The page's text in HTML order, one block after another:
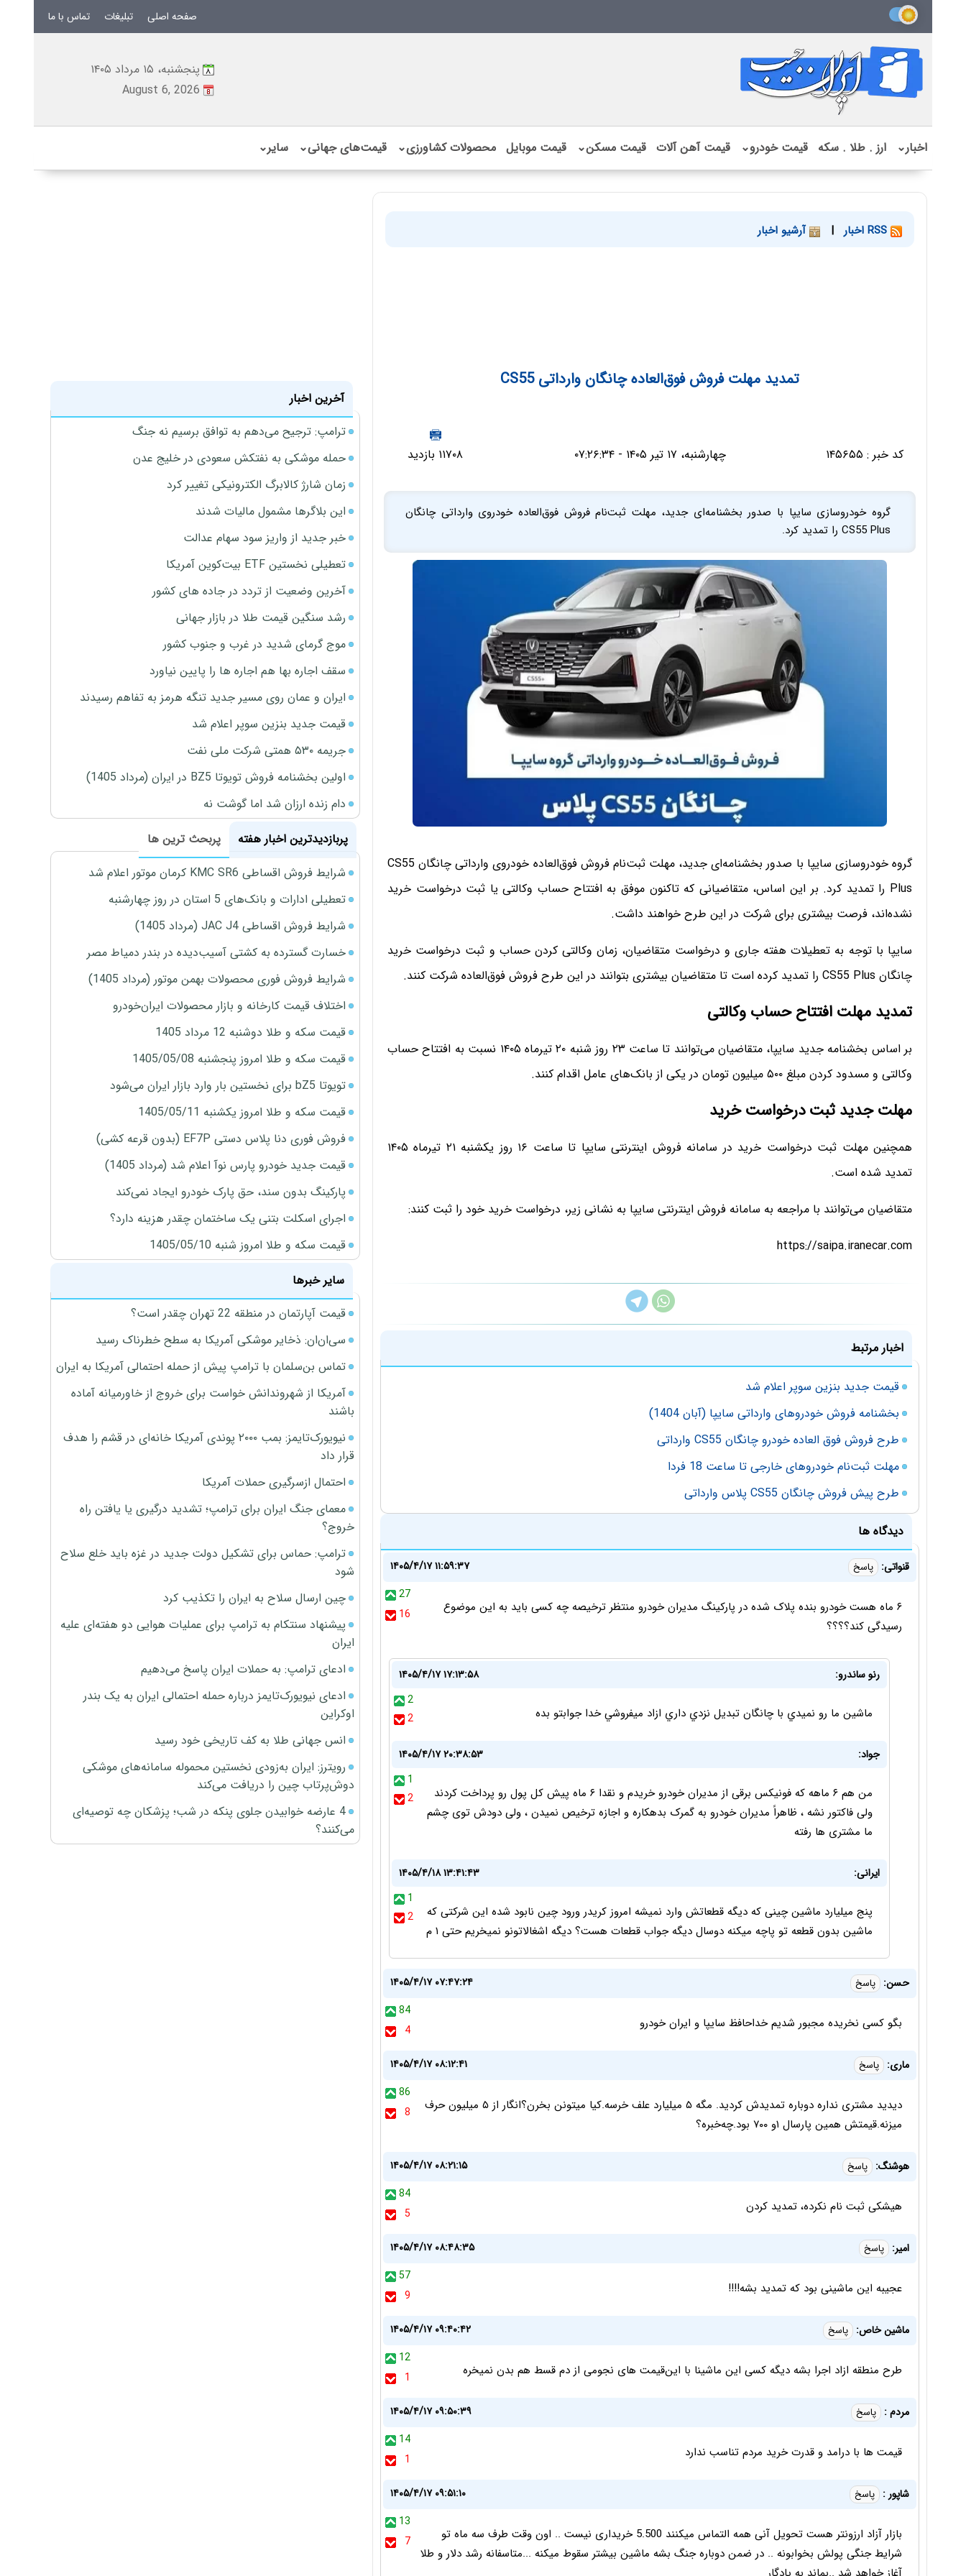
صفحه اصلی تبلیغات تماس با ما
پنجشنبه، ۱۵ مرداد ۱۴۰۵
August 6, 2026
اخبار⌄ ارز . طلا . سکه قیمت خودرو⌄ قیمت آهن آلات قیمت مسکن⌄ قیمت موبایل محصولات کشاورزی⌄ قیمت‌های جهانی⌄ سایر⌄
| آرشیو اخبار
تمدید مهلت فروش فوق‌العاده چانگان وارداتی CS55
کد خبر : ۱۴۵۶۵۵ چهارشنبه، ۱۷ تیر ۱۴۰۵ - ۰۷:۲۶:۳۴ ۱۱۷۰۸ بازدید
گروه خودروسازی سایپا با صدور بخشنامه‌ای جدید، مهلت ثبت‌نام فروش فوق‌العاده خودروی وارداتی چانگان
CS55 Plus را تمدید کرد.
گروه خودروسازی سایپا با صدور بخشنامه‌ای جدید، مهلت ثبت‌نام فروش فوق‌العاده خودروی وارداتی چانگان CS55
Plus را تمدید کرد. بر این اساس، متقاضیانی که تاکنون موفق به افتتاح حساب وکالتی یا ثبت درخواست خرید
نشده‌اند، فرصت بیشتری برای شرکت در این طرح خواهند داشت.
سایپا با توجه به تعطیلات هفته جاری و درخواست متقاضیان، زمان وکالتی کردن حساب و ثبت درخواست خرید
چانگان CS55 Plus را تمدید کرده است تا متقاضیان بیشتری بتوانند در این طرح فروش فوق‌العاده شرکت کنند.
تمدید مهلت افتتاح حساب وکالتی
بر اساس بخشنامه جدید سایپا، متقاضیان می‌توانند تا ساعت ۲۳ روز شنبه ۲۰ تیرماه ۱۴۰۵ نسبت به افتتاح حساب
وکالتی و مسدود کردن مبلغ ۵۰۰ میلیون تومان در یکی از بانک‌های عامل اقدام کنند.
مهلت جدید ثبت درخواست خرید
همچنین مهلت ثبت درخواست خرید در سامانه فروش اینترنتی سایپا تا ساعت ۱۶ روز یکشنبه ۲۱ تیرماه ۱۴۰۵
تمدید شده است.
متقاضیان می‌توانند با مراجعه به سامانه فروش اینترنتی سایپا به نشانی زیر، درخواست خرید خود را ثبت کنند:
https://saipa.iranecar.com
اخبار مرتبط
قیمت جدید بنزین سوپر اعلام شد
بخشنامه فروش خودروهای وارداتی سایپا (آبان 1404)
طرح فروش فوق العاده خودرو چانگان CS55 وارداتی
مهلت ثبت‌نام خودروهای خارجی تا ساعت 18 فردا
طرح پیش فروش چانگان CS55 پلاس وارداتی
دیدگاه ها
قنواتی: پاسخ
۱۴۰۵/۴/۱۷ ۱۱:۵۹:۳۷
27
16
۶ ماه هست خودرو بنده پلاک شده در پارکینگ مدیران خودرو منتظر ترخیصه چه کسی باید به این موضوع
رسیدگی کند؟؟؟؟
رنو ساندرو:
۱۴۰۵/۴/۱۷ ۱۷:۱۳:۵۸
2
2
ماشين ما رو نميدي با چانگان تبديل نزدي داري ازاد ميفروشي خدا جوابتو بده
جواد:
۱۴۰۵/۴/۱۷ ۲۰:۳۸:۵۳
1
2
من هم ۶ ماهه که فونیکس برقی از مدیران خودرو خریدم و نقدا ۶ ماه پیش کل پول رو پرداخت کردند
ولی فاکتور نشه ، ظاهراً مدیران خودرو به گمرک بدهکاره و اجازه ترخیص نمیدن ، ولی دودش توی چشم
ما مشتری ها رفته
ایرانی:
۱۴۰۵/۴/۱۸ ۱۳:۴۱:۴۳
1
2
پنج میلیارد ماشین چینی که دیگه قطعاتش وارد نمیشه امروز کریدر ورود چین نابود شده این شرکتی که
ماشین بدون قطعه تو پاچه میکنه دوسال دیگه جواب قطعات هست؟ دیگه اشغالاتونو نمیخریم حتی ۱ م
حسن: پاسخ
۱۴۰۵/۴/۱۷ ۰۷:۴۷:۲۴
84
4
بگو کسی نخریده مجبور شدیم خداحافظ سایپا و ایران خودرو
ماری: پاسخ
۱۴۰۵/۴/۱۷ ۰۸:۱۲:۴۱
86
8
دیدید مشتری نداره دوباره تمدیدش کردید. مگه ۵ میلیارد علف خرسه.کیا میتونن بخرن؟انگار از ۵ میلیون حرف
میزنه.قیمتش همین پارسال ۱و ۷۰۰ بود.چه‌خبره؟
هوشنگ: پاسخ
۱۴۰۵/۴/۱۷ ۰۸:۲۱:۱۵
84
5
هیشکی ثبت نام نکرده، تمدید کردن
امیر: پاسخ
۱۴۰۵/۴/۱۷ ۰۸:۴۸:۳۵
57
9
عجیبه این ماشینی بود که تمدید بشه!!!!
ماشین خاص: پاسخ
۱۴۰۵/۴/۱۷ ۰۹:۴۰:۴۲
12
1
طرح منطقه ازاد اجرا بشه دیگه کسی‌ این ماشینا با این‌قیمت های نجومی از دم قسط هم بدن نمیخره
مردم : پاسخ
۱۴۰۵/۴/۱۷ ۰۹:۵۰:۳۹
14
1
قیمت ها با درامد و قدرت خرید مردم تناسب ندارد
شاپور : پاسخ
۱۴۰۵/۴/۱۷ ۰۹:۵۱:۱۰
13
7
بازار آزاد ارزونتر هست تحویل آنی همه التماس میکنند 5.500 خریداری نیست .. اون وقت طرف سه ماه تو
شرایط جنگی پولش بخوابونه .. در ضمن دوباره جنگ بشه ماشین بیشتر سقوط میکنه ...متاسفانه رشد دلار و طلا
آخرین اخبار
ترامپ: ترجیح می‌دهم به توافق برسیم نه جنگ
حمله موشکی به نفتکش سعودی در خلیج عدن
زمان شارژ کالابرگ الکترونیکی تغییر کرد
این بلاگرها مشمول مالیات شدند
خبر جدید از واریز سود سهام عدالت
تعطیلی نخستین ETF بیت‌کوین آمریکا
آخرین وضعیت از تردد در جاده های کشور
رشد سنگین قیمت طلا در بازار جهانی
موج گرمای شدید در غرب و جنوب کشور
سقف اجاره بها هم اجاره ها را پایین نیاورد
ایران و عمان روی مسیر جدید تنگه هرمز به تفاهم رسیدند
قیمت جدید بنزین سوپر اعلام شد
جریمه ۵۳۰ همتی شرکت ملی نفت
اولین بخشنامه فروش تویوتا BZ5 در ایران (مرداد 1405)
دام زنده ارزان شد اما گوشت نه
پربازدیدترین اخبار هفته
پربحث ترین ها
شرایط فروش اقساطی KMC SR6 کرمان موتور اعلام شد
تعطیلی ادارات و بانک‌های 5 استان در روز چهارشنبه
شرایط فروش اقساطی JAC J4 (مرداد 1405)
خسارت گسترده به کشتی آسیب‌دیده در بندر دمیاط مصر
شرایط فروش فوری محصولات بهمن موتور (مرداد 1405)
اختلاف قیمت کارخانه و بازار محصولات ایران‌خودرو
قیمت سکه و طلا دوشنبه 12 مرداد 1405
قیمت سکه و طلا امروز پنجشنبه 1405/05/08
تویوتا bZ5 برای نخستین بار وارد بازار ایران می‌شود
قیمت سکه و طلا امروز یکشنبه 1405/05/11
فروش فوری دنا پلاس دستی EF7P (بدون قرعه کشی)
قیمت جدید خودرو پارس نوآ اعلام شد (مرداد 1405)
پارکینگ بدون سند، حق پارک خودرو ایجاد نمی‌کند
اجرای اسکلت بتنی یک ساختمان چقدر هزینه دارد؟
قیمت سکه و طلا امروز شنبه 1405/05/10
سایر خبرها
قیمت آپارتمان در منطقه 22 تهران چقدر است؟
سی‌ان‌ان: ذخایر موشکی آمریکا به سطح خطرناک رسید
تماس بن‌سلمان با ترامپ پیش از حمله احتمالی آمریکا به ایران
آمریکا از شهروندانش خواست برای خروج از خاورمیانه آماده
باشند
نیویورک‌تایمز: بمب ۲۰۰۰ پوندی آمریکا خانه‌ای در قشم را هدف
قرار داد
احتمال ازسرگیری حملات آمریکا
معمای جنگ ایران برای ترامپ؛ تشدید درگیری یا یافتن راه
خروج؟
ترامپ: حماس برای تشکیل دولت جدید در غزه باید خلع سلاح
شود
چین ارسال سلاح به ایران را تکذیب کرد
پیشنهاد سنتکام به ترامپ برای عملیات هوایی دو هفته‌ای علیه
ایران
ادعای ترامپ: به حملات ایران پاسخ می‌دهیم
ادعای نیویورک‌تایمز درباره حمله احتمالی ایران به یک بندر
اوکراین
انس جهانی طلا به کف تاریخی خود رسید
رویترز: ایران به‌زودی نخستین محموله سامانه‌های موشکی
دوش‌پرتاب چین را دریافت می‌کند
4 عارضه خوابیدن جلوی پنکه در شب؛ پزشکان چه توصیه‌ای
می‌کنند؟